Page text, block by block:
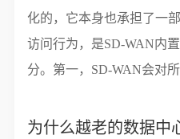
化的，它本身也承担了一
访问行为，是SD-WAN内
分。第一，SD-WAN会对
为什么越老的数据中